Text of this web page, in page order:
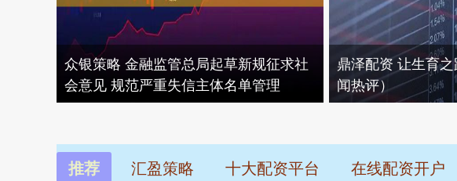
众银策略 金融监管总局起草新规征求社
会意见 规范严重失信主体名单管理
鼎泽配资 让生育
闻热评）
推荐 汇盈策略 十大配资平台 在线配资开户